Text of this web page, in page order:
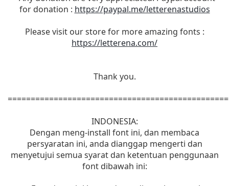
for donation : https://paypal.me/letterenastudios
Please visit our store for more amazing fonts :
https://letterena.com/
Thank you.
INDONESIA:
Dengan meng-install font ini, dan membaca
persyaratan ini, anda dianggap mengerti dan
menyetujui semua syarat dan ketentuan penggunaan
font dibawah ini: